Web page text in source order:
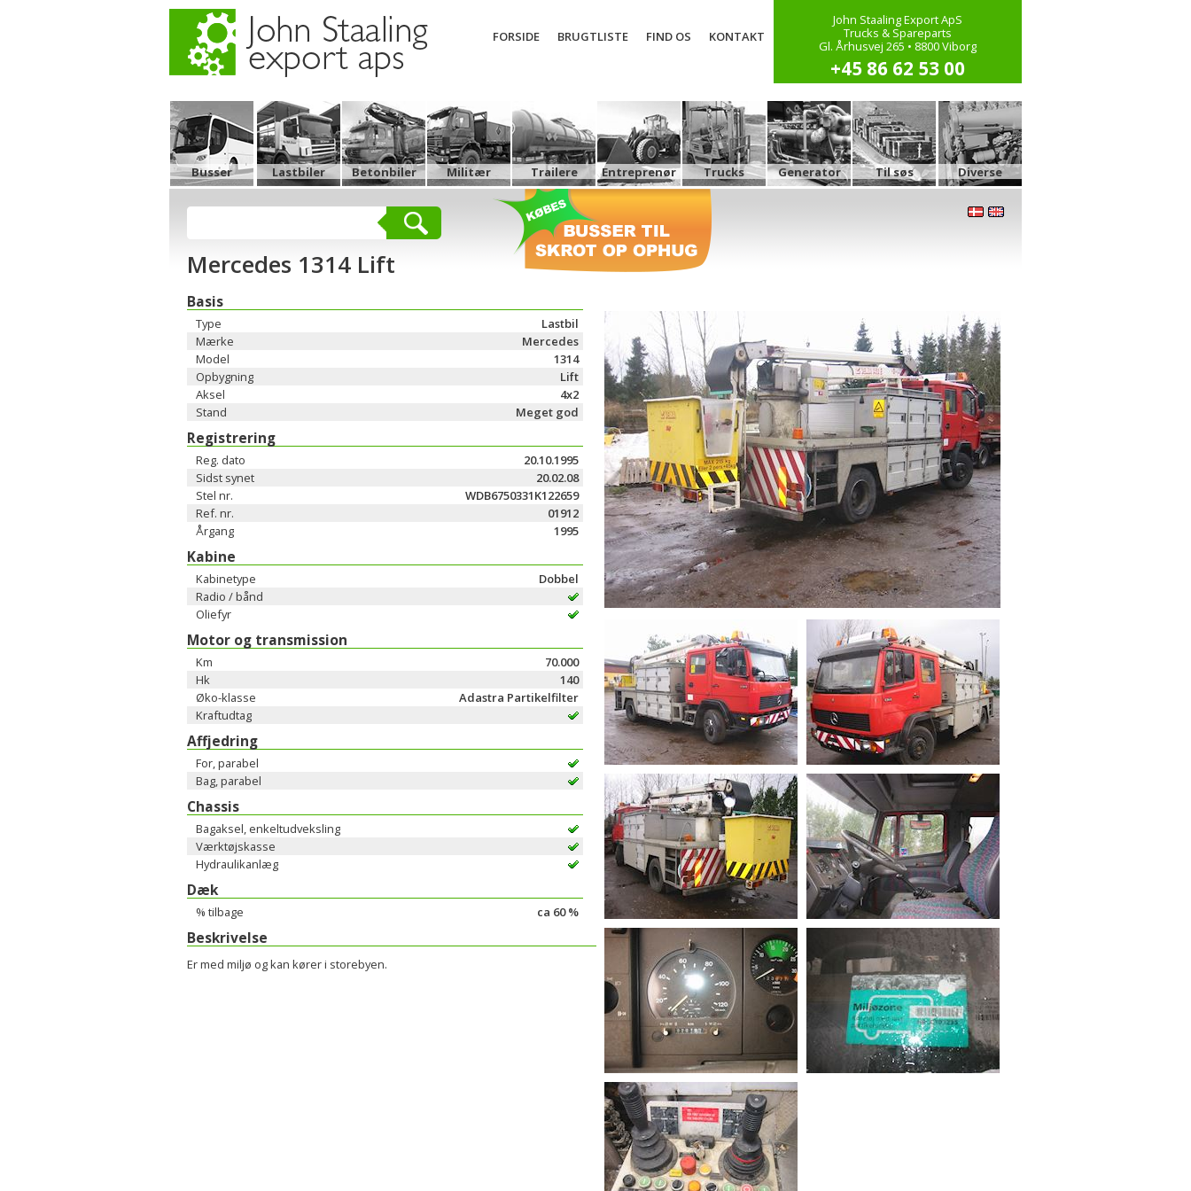
John Staaling Export ApS
Trucks & Spareparts
Gl. Århusvej 265 • 8800 Viborg
+45 86 62 53 00
FORSIDE BRUGTLISTE FIND OS KONTAKT
Busser Lastbiler Betonbiler Militær Trailere Entreprenør Trucks Generator Til søs Diverse
Mercedes 1314 Lift
Basis
Type
Lastbil
Mærke
Mercedes
Model
1314
Opbygning
Lift
Aksel
4x2
Stand
Meget god
Registrering
Reg. dato
20.10.1995
Sidst synet
20.02.08
Stel nr.
WDB6750331K122659
Ref. nr.
01912
Årgang
1995
Kabine
Kabinetype
Dobbel
Radio / bånd
Oliefyr
Motor og transmission
Km
70.000
Hk
140
Øko-klasse
Adastra Partikelfilter
Kraftudtag
Affjedring
For, parabel
Bag, parabel
Chassis
Bagaksel, enkeltudveksling
Værktøjskasse
Hydraulikanlæg
Dæk
% tilbage ca 60 %
Beskrivelse
Er med miljø og kan kører i storebyen.